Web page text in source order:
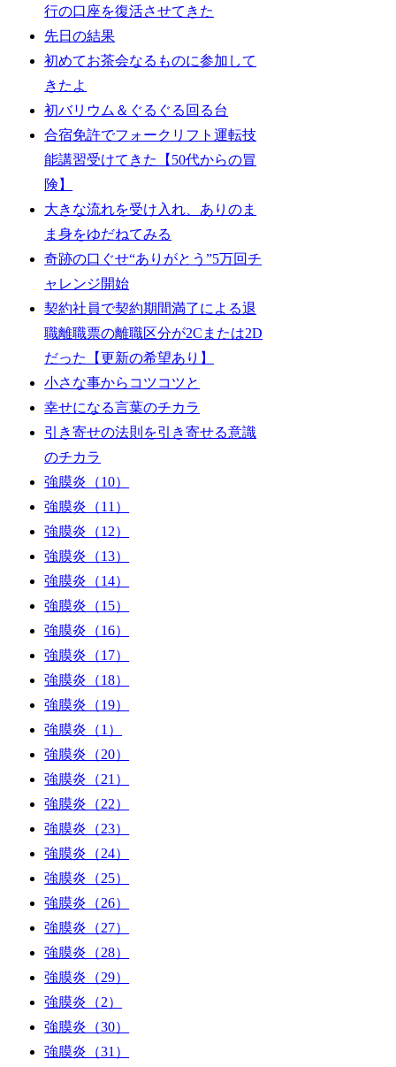
行の口座を復活させてきた
先日の結果
初めてお茶会なるものに参加して
きたよ
初バリウム＆ぐるぐる回る台
合宿免許でフォークリフト運転技
能講習受けてきた【50代からの冒
険】
大きな流れを受け入れ、ありのま
ま身をゆだねてみる
奇跡の口ぐせ“ありがとう”5万回チ
ャレンジ開始
契約社員で契約期間満了による退
職離職票の離職区分が2Cまたは2D
だった【更新の希望あり】
小さな事からコツコツと
幸せになる言葉のチカラ
引き寄せの法則を引き寄せる意識
のチカラ
強膜炎（10）
強膜炎（11）
強膜炎（12）
強膜炎（13）
強膜炎（14）
強膜炎（15）
強膜炎（16）
強膜炎（17）
強膜炎（18）
強膜炎（19）
強膜炎（1）
強膜炎（20）
強膜炎（21）
強膜炎（22）
強膜炎（23）
強膜炎（24）
強膜炎（25）
強膜炎（26）
強膜炎（27）
強膜炎（28）
強膜炎（29）
強膜炎（2）
強膜炎（30）
強膜炎（31）